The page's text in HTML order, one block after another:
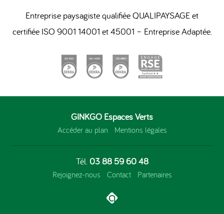
Entreprise paysagiste qualifiée QUALIPAYSAGE et
certifiée ISO 9001 14001 et 45001 – Entreprise Adaptée.
GINKGO Espaces Verts
Accéder au plan Mentions légales
Tél. 03 88 59 60 48
Rejoignez-nous Contact Partenaires